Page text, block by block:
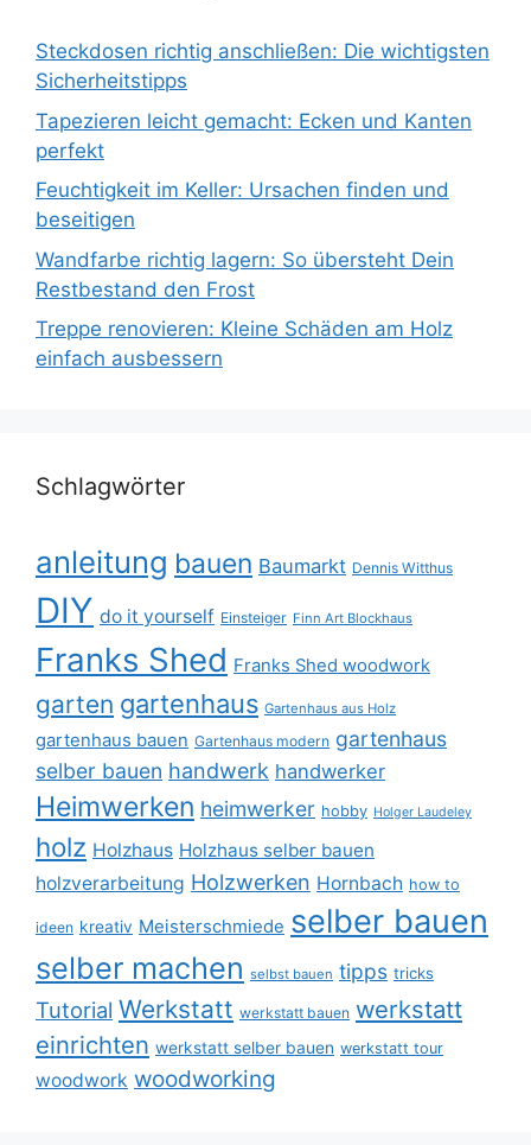
Steckdosen richtig anschließen: Die wichtigsten
Sicherheitstipps
Tapezieren leicht gemacht: Ecken und Kanten
perfekt
Feuchtigkeit im Keller: Ursachen finden und
beseitigen
Wandfarbe richtig lagern: So übersteht Dein
Restbestand den Frost
Treppe renovieren: Kleine Schäden am Holz
einfach ausbessern
Schlagwörter
anleitung bauen Baumarkt Dennis Witthus
DIY do it yourself Einsteiger Finn Art Blockhaus
Franks Shed Franks Shed woodwork
garten gartenhaus Gartenhaus aus Holz
gartenhaus bauen Gartenhaus modern gartenhaus
selber bauen handwerk handwerker
Heimwerken heimwerker hobby Holger Laudeley
holz Holzhaus Holzhaus selber bauen
holzverarbeitung Holzwerken Hornbach how to
ideen kreativ Meisterschmiede selber bauen
selber machen selbst bauen tipps tricks
Tutorial Werkstatt werkstatt bauen werkstatt
einrichten werkstatt selber bauen werkstatt tour
woodwork woodworking